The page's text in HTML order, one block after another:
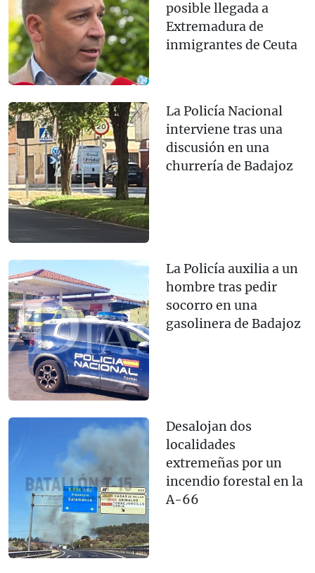
posible llegada a
Extremadura de
inmigrantes de Ceuta
La Policía Nacional
interviene tras una
discusión en una
churrería de Badajoz
La Policía auxilia a un
hombre tras pedir
socorro en una
gasolinera de Badajoz
Desalojan dos
localidades
extremeñas por un
incendio forestal en la
A-66